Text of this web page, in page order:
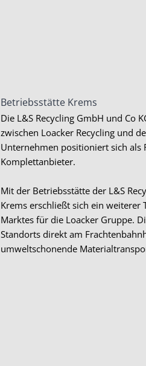
Betriebsstätte Krems
Die L&S Recycling GmbH und Co
zwischen Loacker Recycling und
Unternehmen positioniert sich als
Komplettanbieter.
Mit der Betriebsstätte der L&S
Krems erschließt sich ein weiterer
Marktes für die Loacker Gruppe.
Standorts direkt am
umweltschonende